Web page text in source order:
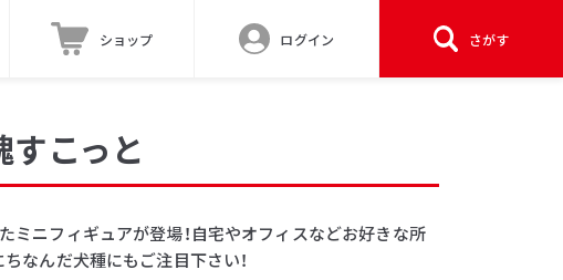
ショップ ログイン さがす
こっと
ミニフィギュアが登場！自宅やオフィスなどお好きな所
なんだ犬種にもご注目下さい！